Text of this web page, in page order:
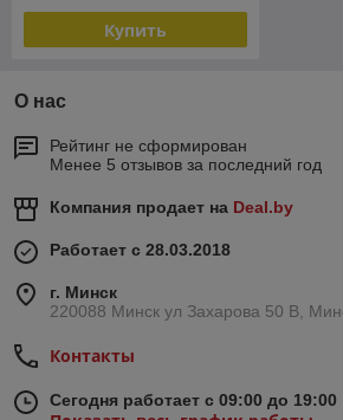
Купить
О нас
Рейтинг не сформирован
Менее 5 отзывов за последний год
Компания продает на Deal.by
Работает с 28.03.2018
г. Минск
220088 Минск ул Захарова 50 В,
Контакты
Сегодня работает с 09:00 до 19:00